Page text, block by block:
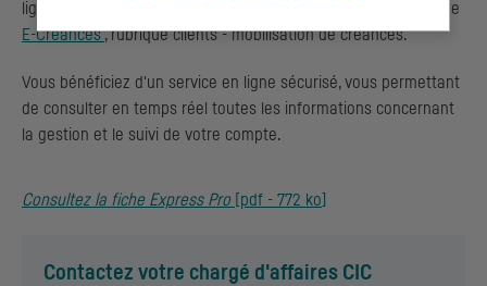
ligne pour une information instantanée disponible via notre site
E-Créances, rubrique clients - mobilisation de créances.
Vous bénéficiez d'un service en ligne sécurisé, vous permettant
de consulter en temps réel toutes les informations concernant
la gestion et le suivi de votre compte.
Consultez la fiche Express Pro pdf - 772 ko
Contactez votre chargé d'affaires CIC